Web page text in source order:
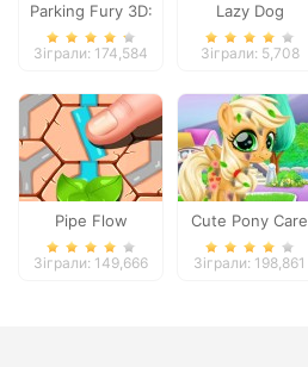
Parking Fury 3D:
Night Thief
Зіграли: 174,584
Lazy Dog
Зіграли: 5,708
Pipe Flow
Зіграли: 149,666
Cute Pony Care
Зіграли: 198,861